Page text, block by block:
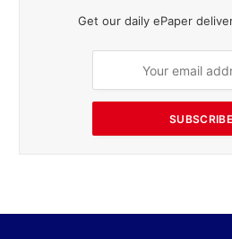
Get our daily ePaper
SUBSCRIBE